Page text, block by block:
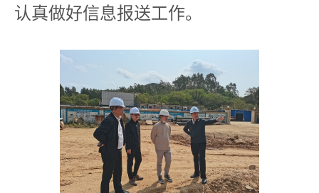
认真做好信息报送工作。